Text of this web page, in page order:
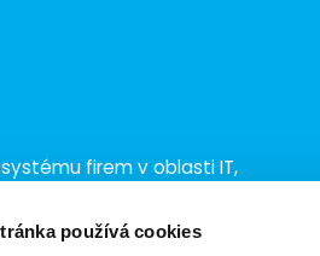
používá cookies
firem v oblasti IT,
více než 700 odborníky